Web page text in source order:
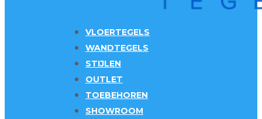
VLOERTEGELS
WANDTEGELS
STIJLEN
OUTLET
TOEBEHOREN
SHOWROOM